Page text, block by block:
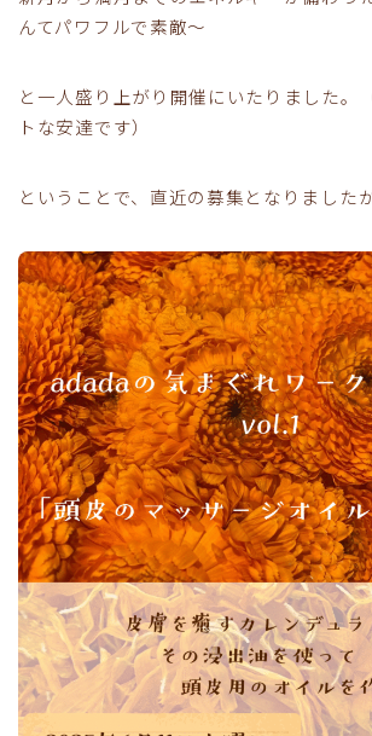
んてパワフルで素敵～
と一人盛り上がり開催にいたりました。
トな安達です）
ということで、直近の募集となりました